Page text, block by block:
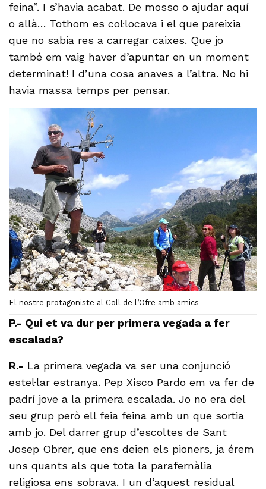
feina”. I s’havia acabat. De mosso o ajudar aquí
o allà… Tothom es col·locava i el que pareixia
que no sabia res a carregar caixes. Que jo
també em vaig haver d’apuntar en un moment
determinat! I d’una cosa anaves a l’altra. No hi
havia massa temps per pensar.
El nostre protagoniste al Coll de l’Ofre amb amics
P.- Qui et va dur per primera vegada a fer
escalada?
R.- La primera vegada va ser una conjunció
estel·lar estranya. Pep Xisco Pardo em va fer de
padrí jove a la primera escalada. Jo no era del
seu grup però ell feia feina amb un que sortia
amb jo. Del darrer grup d’escoltes de Sant
Josep Obrer, que ens deien els pioners, ja érem
uns quants als que tota la parafernàlia
religiosa ens sobrava. I un d’aquest residual